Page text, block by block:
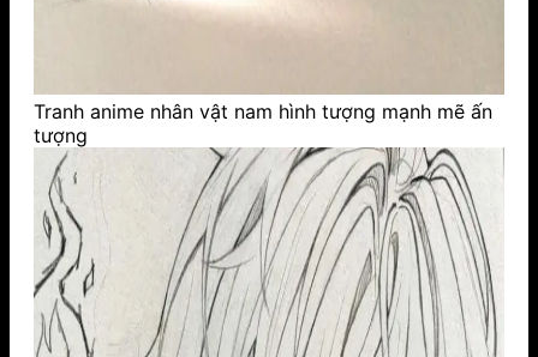
Tranh anime nhân vật nam hình tượng mạnh mẽ ấn
tượng